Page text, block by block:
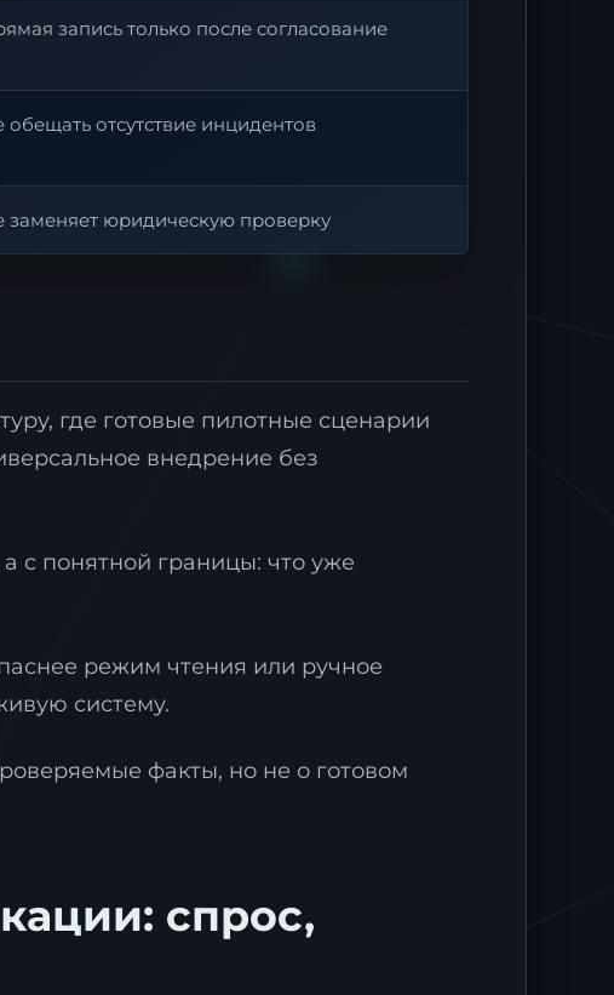
запись только после согласование
обещать отсутствие инцидентов
заменяет юридическую проверку
где готовые пилотные сценарии
внедрение без
с понятной границы: что уже
режим чтения или ручное
систему.
факты, но не о готовом
спрос,
с вами